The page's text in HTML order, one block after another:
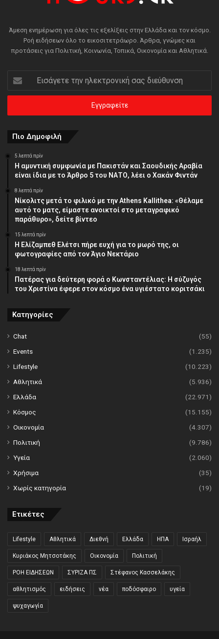
Άμεση ενημέρωση για όλες τις εξελίξεις στην Ελλάδα και τον κόσμο.
Ροή ειδήσεων όλο το εικοσιτετράωρο. Άρθρα, γνώμες και
προτάσεις για Πολιτική, Κοινωνία, Τοπικά, Οικονομία και Αθλητικά.
Εισάγετε
την
ηλεκτρονική
διεύθυνση
Πιο Δημοφιλή
5 λεπτά πρίν
Η αμυντική συμφωνία με Πακιστάν και Σαουδικής Αραβία
είναι ίδια με το Άρθρο 5 του ΝΑΤΟ, λέει ο Χακάν Φιντάν
8 λεπτά πρίν
Νίκολιτς μετά το φιλικό με την Athens Kallithea: «Θέλαμε
αυτό το ματς, είμαστε ανοικτοί στο μεταγραφικό
παράθυρο», δείτε βίντεο
15 λεπτά πρίν
Η Ελίζαμπεθ Ελέτσι πήρε ευχή για το μωρό της, οι
φωτογραφίες από τον Άγιο Νεκτάριο
18 λεπτά πρίν
Πατέρας για δεύτερη φορά ο Κωνσταντέλιας: Η σύζυγός
του Χριστίνα έφερε στον κόσμο ένα υγιέστατο κοριτσάκι
Κατηγορίες
Chat
(55)
Events
(1.235)
Lifestyle
(10.223)
Αθλητικά
(5.936)
Ελλάδα
(22.971)
Κόσμος
(15.155)
Οικονομία
(4.307)
Πολιτική
(9.786)
Υγεία
(2.060)
Χρήσιμα
(35)
Χωρίς κατηγορία
(19)
Ετικέτες
Lifestyle Αθλητικά Διεθνή Ελλάδα ΗΠΑ Ισραήλ
Κυριάκος Μητσοτάκης Οικονομία Πολιτική
ΡΟΗ ΕΙΔΗΣΕΩΝ ΣΥΡΙΖΑ ΠΣ Στέφανος Κασσελάκης
αθλητισμός ειδήσεις νέα ποδόσφαιρο υγεία
ψυχαγωγία